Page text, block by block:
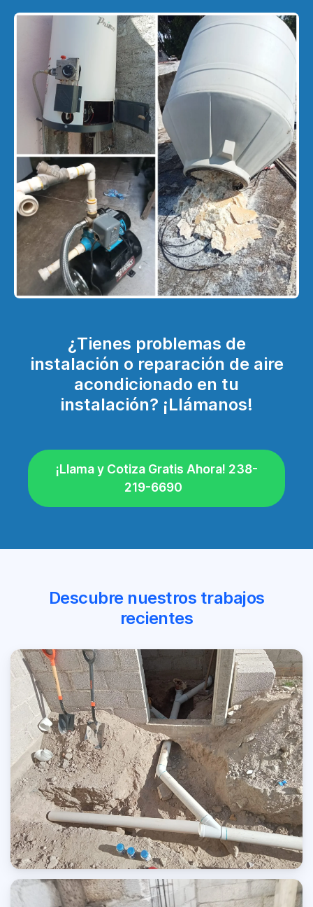
¿Tienes problemas de
instalación o reparación de aire
acondicionado en tu
instalación? ¡Llámanos!
¡Llama y Cotiza Gratis Ahora! 238-
219-6690
Descubre nuestros trabajos
recientes